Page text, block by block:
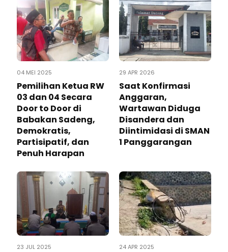
04 MEI 2025
Pemilihan Ketua RW
03 dan 04 Secara
Door to Door di
Babakan Sadeng,
Demokratis,
Partisipatif, dan
Penuh Harapan
29 APR 2026
Saat Konfirmasi
Anggaran,
Wartawan Diduga
Disandera dan
Diintimidasi di SMAN
1 Panggarangan
23 JUL 2025 24 APR 2025